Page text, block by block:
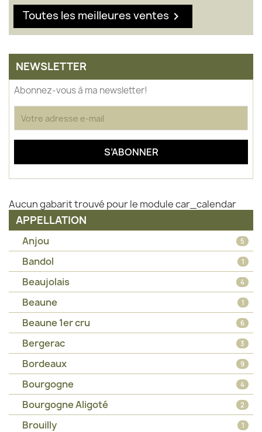
Toutes les meilleures ventes 
NEWSLETTER
Abonnez-vous à ma newsletter!
Aucun gabarit trouvé pour le module car_calendar
APPELLATION
Anjou 5
Bandol 1
Beaujolais 4
Beaune 1
Beaune 1er cru 6
Bergerac 3
Bordeaux 9
Bourgogne 4
Bourgogne Aligoté 2
Brouilly 1